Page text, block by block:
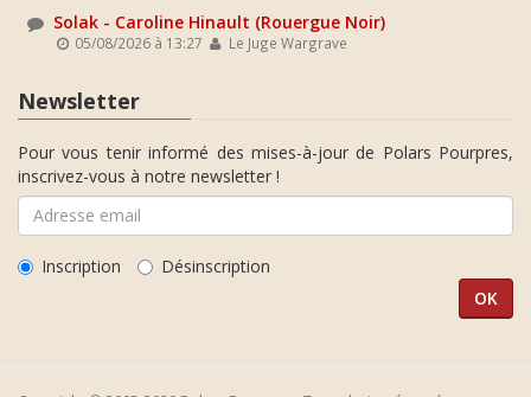
Solak - Caroline Hinault (Rouergue Noir)
05/08/2026 à 13:27 Le Juge Wargrave
Newsletter
Pour vous tenir informé des mises-à-jour de Polars Pourpres,
inscrivez-vous à notre newsletter !
Inscription Désinscription